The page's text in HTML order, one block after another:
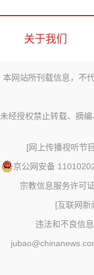
关于我们
本网站所刊载信息，不
未经授权禁止转载、摘
[网上传播视听节
京公网安备
宗教信息服务许可
[互联网新
违法和不良信